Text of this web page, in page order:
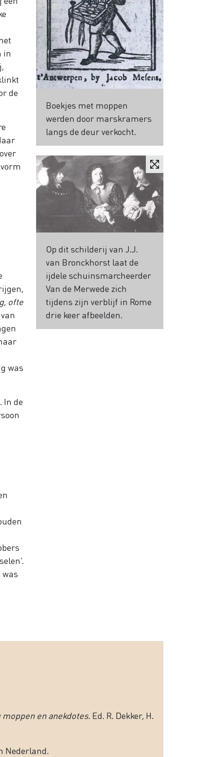
in
de
ofte
was
In de
weet te handhaven tussen zijn meerderen
Boekjes met moppen
werden door marskramers
langs de deur verkocht.
Op dit schilderij van J.J.
van Bronckhorst laat de
ijdele schuinsmarcheerder
Van de Merwede zich
tijdens zijn verblijf in Rome
drie keer afbeelden.
en anekdotes. Ed. R. Dekker, H.
Nederland.